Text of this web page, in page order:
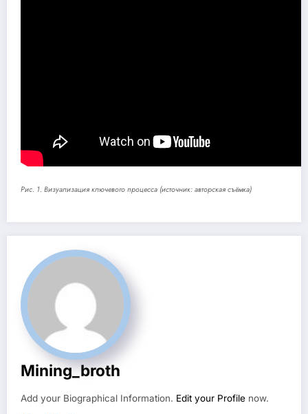
Рис. 1. Визуализация ключевого процесса (источник: авторская съёмка)
Mining_broth
Add your Biographical Information. Edit your Profile now.